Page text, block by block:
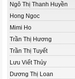
Ngô Thị Thanh Huyền
Hong Ngoc
Mimi Ho
Trần Thị Hương
Trần Thị Tuyết
Lưu Viết Thủy
Dương Thị Loan